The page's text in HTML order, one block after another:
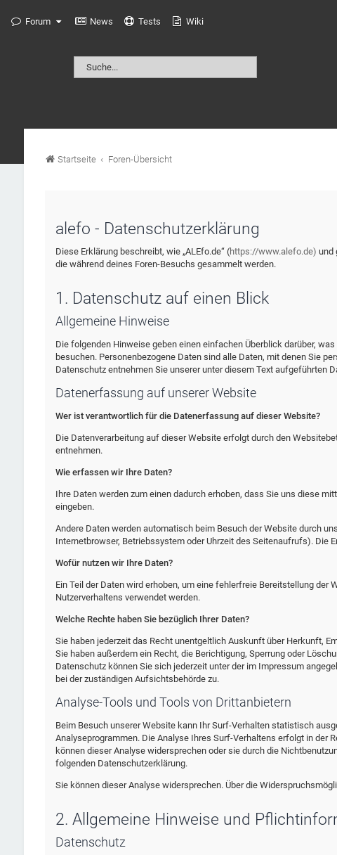
Forum News Tests Wiki
Startseite Foren-Übersicht
alefo - Datenschutzerklärung
Diese Erklärung beschreibt, wie „ALEfo.de“ (https://www.alefo.de) und
die während deines Foren-Besuchs gesammelt werden.
1. Datenschutz auf einen Blick
Allgemeine Hinweise
Die folgenden Hinweise geben einen einfachen Überblick darüber,
besuchen. Personenbezogene Daten sind alle Daten, mit denen Sie
Datenschutz entnehmen Sie unserer unter diesem Text aufgeführten
Datenerfassung auf unserer Website
Wer ist verantwortlich für die Datenerfassung auf dieser Website?
Die Datenverarbeitung auf dieser Website erfolgt durch den
entnehmen.
Wie erfassen wir Ihre Daten?
Ihre Daten werden zum einen dadurch erhoben, dass Sie uns diese
eingeben.
Andere Daten werden automatisch beim Besuch der Website durch
Internetbrowser, Betriebssystem oder Uhrzeit des Seitenaufrufs). Die
Wofür nutzen wir Ihre Daten?
Ein Teil der Daten wird erhoben, um eine fehlerfreie Bereitstellung der
Nutzerverhaltens verwendet werden.
Welche Rechte haben Sie bezüglich Ihrer Daten?
Sie haben jederzeit das Recht unentgeltlich Auskunft über Herkunft,
Sie haben außerdem ein Recht, die Berichtigung, Sperrung oder
Datenschutz können Sie sich jederzeit unter der im Impressum
bei der zuständigen Aufsichtsbehörde zu.
Analyse-Tools und Tools von Drittanbietern
Beim Besuch unserer Website kann Ihr Surf-Verhalten statistisch
Analyseprogrammen. Die Analyse Ihres Surf-Verhaltens erfolgt in der
können dieser Analyse widersprechen oder sie durch die
folgenden Datenschutzerklärung.
Sie können dieser Analyse widersprechen. Über die
2. Allgemeine Hinweise und
Datenschutz